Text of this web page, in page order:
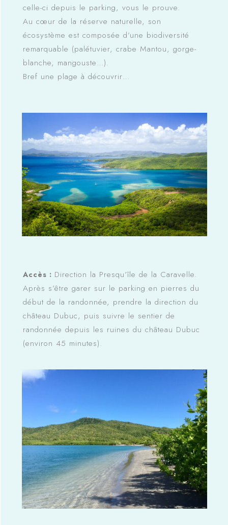
celle-ci depuis le parking, vous le prouve.
Au cœur de la réserve naturelle, son
écosystème est composée d’une biodiversité
remarquable (palétuvier, crabe Mantou, gorge-
blanche, mangouste…).
Bref une plage à découvrir…
Accès : Direction la Presqu’île de la Caravelle.
Après s’être garer sur le parking en pierres du
début de la randonnée, prendre la direction du
château Dubuc, puis suivre le sentier de
randonnée depuis les ruines du château Dubuc
(environ 45 minutes).